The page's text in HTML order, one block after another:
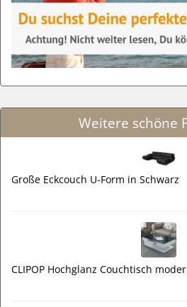
Weitere schöne
Große Eckcouch U-Form in Schwarz
CLIPOP Hochglanz Couchtisch